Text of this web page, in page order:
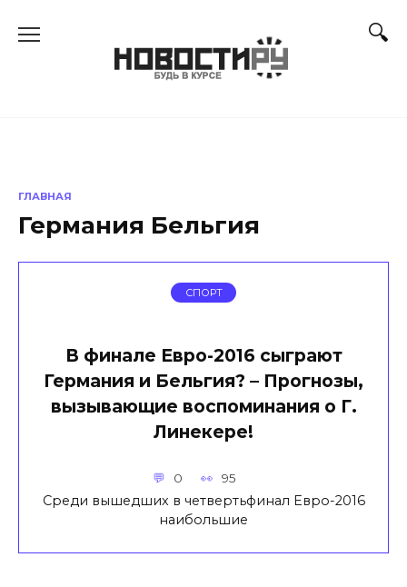
ГЛАВНАЯ
Германия Бельгия
СПОРТ
В финале Евро-2016 сыграют
Германия и Бельгия? – Прогнозы,
вызывающие воспоминания о Г.
Линекере!
0 95
Среди вышедших в четвертьфинал Евро-2016
наибольшие